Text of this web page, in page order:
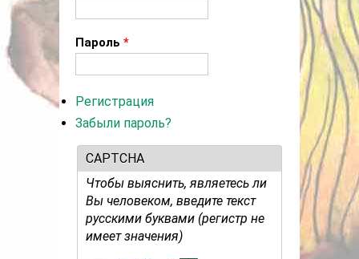
Пароль *
Регистрация
Забыли пароль?
CAPTCHA
Чтобы выяснить, являетесь ли
Вы человеком, введите текст
русскими буквами (регистр не
имеет значения)